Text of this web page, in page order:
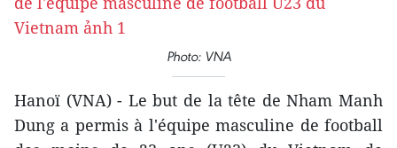
Photo: VNA
Hanoï (VNA) - Le but de la tête de Nham Manh
Dung a permis à l'équipe masculine de football